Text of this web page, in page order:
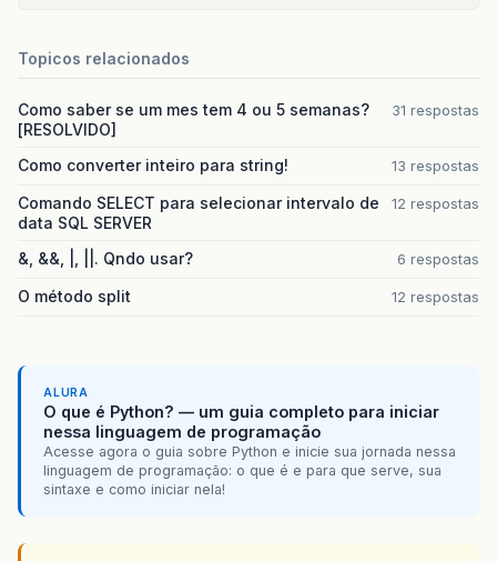
Topicos relacionados
Como saber se um mes tem 4 ou 5 semanas?
[RESOLVIDO]
31 respostas
Como converter inteiro para string! 13 respostas
Comando SELECT para selecionar intervalo de
data SQL SERVER
12 respostas
&, &&, |, ||. Qndo usar? 6 respostas
O método split 12 respostas
ALURA
O que é Python? — um guia completo para iniciar
nessa linguagem de programação
Acesse agora o guia sobre Python e inicie sua jornada nessa
linguagem de programação: o que é e para que serve, sua
sintaxe e como iniciar nela!